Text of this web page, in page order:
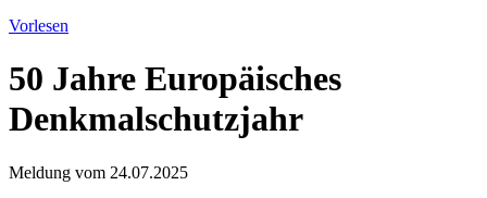
Vorlesen
50 Jahre Europäisches
Denkmalschutzjahr
Meldung vom 24.07.2025